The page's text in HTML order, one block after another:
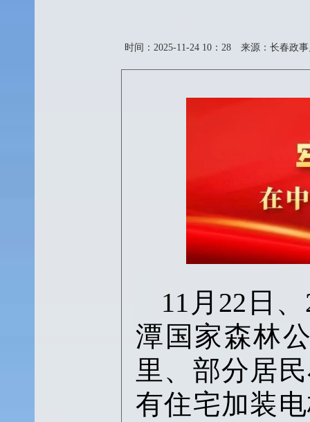
时间：2025-11-24 10：28 来源：长春政
11月22日
潭国家森林
里、部分居
有住宅加装